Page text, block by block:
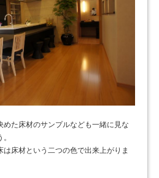
めた床材のサンプルなども一緒に見な
床材という二つの色で出来上がりま